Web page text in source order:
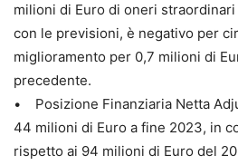
milioni di Euro di oneri
con le previsioni, è negativo per
miglioramento per 0,7 milioni di
precedente.
• Posizione Finanziaria Netta
44 milioni di Euro a fine 2023, in
rispetto ai 94 milioni di Euro del